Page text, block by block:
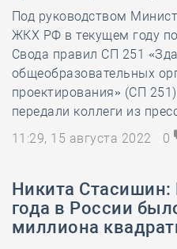
Под руководством
ЖКХ РФ в текущем году
Свода правил СП 251
общеобразовательных
проектирования» (СП
передали коллеги из
11:29, 15 августа 2022
0
Никита Стасишин:
года в России
миллиона